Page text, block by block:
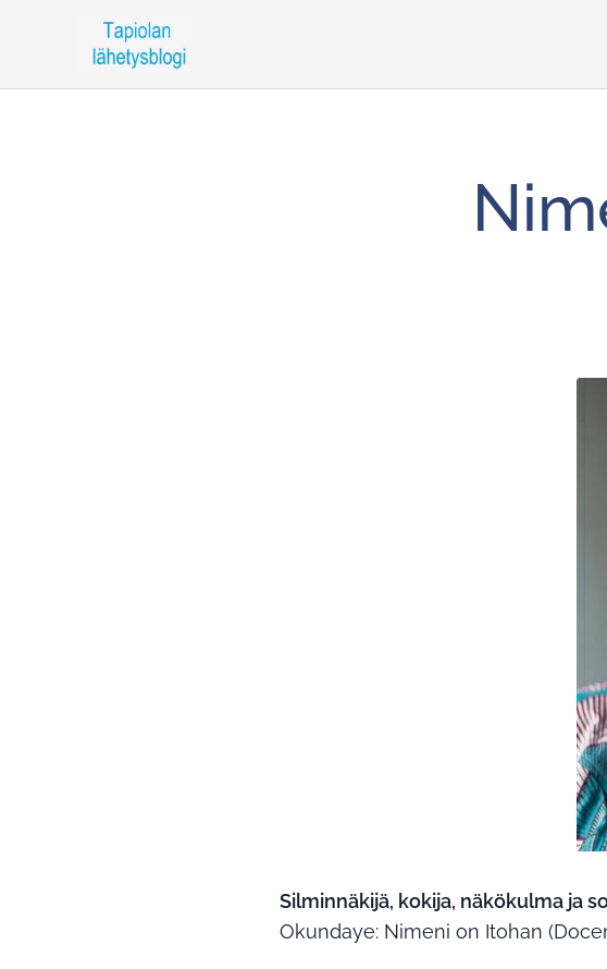
Silminnäkijä, kokija, näkökulma ja
Okundaye: Nimeni on Itohan